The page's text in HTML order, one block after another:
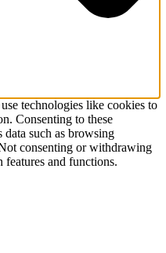
technologies like cookies to
Consenting to these
such as browsing
consenting or withdrawing
features and functions.